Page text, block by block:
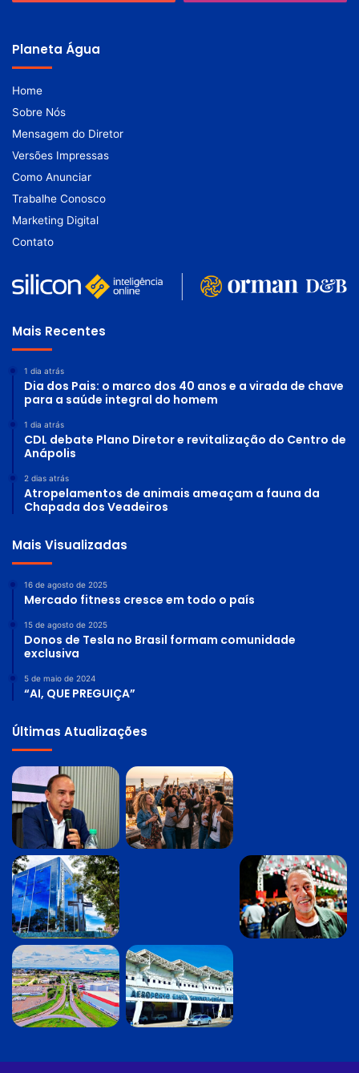
Planeta Água
Home
Sobre Nós
Mensagem do Diretor
Versões Impressas
Como Anunciar
Trabalhe Conosco
Marketing Digital
Contato
Mais Recentes
1 dia atrás
Dia dos Pais: o marco dos 40 anos e a virada de chave
para a saúde integral do homem
1 dia atrás
CDL debate Plano Diretor e revitalização do Centro de
Anápolis
2 dias atrás
Atropelamentos de animais ameaçam a fauna da
Chapada dos Veadeiros
Mais Visualizadas
16 de agosto de 2025
Mercado fitness cresce em todo o país
15 de agosto de 2025
Donos de Tesla no Brasil formam comunidade
exclusiva
5 de maio de 2024
“AI, QUE PREGUIÇA”
Últimas Atualizações